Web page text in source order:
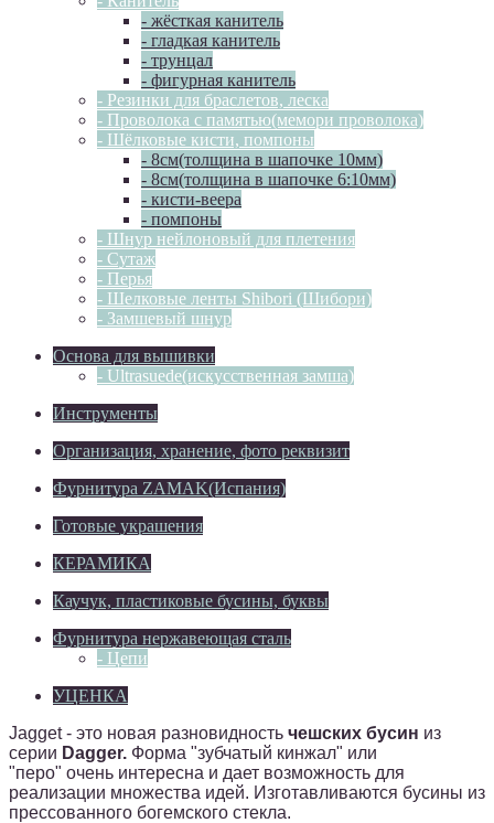
- жёсткая канитель
- гладкая канитель
- трунцал
- фигурная канитель
- Резинки для браслетов, леска
- Проволока с памятью(мемори проволока)
- Шёлковые кисти, помпоны
- 8см(толщина в шапочке 10мм)
- 8см(толщина в шапочке 6:10мм)
- кисти-веера
- помпоны
- Шнур нейлоновый для плетения
- Сутаж
- Перья
- Шелковые ленты Shibori (Шибори)
- Замшевый шнур
Основа для вышивки
- Ultrasuede(искусственная замша)
Инструменты
Организация, хранение, фото реквизит
Фурнитура ZAMAK(Испания)
Готовые украшения
КЕРАМИКА
Каучук, пластиковые бусины, буквы
Фурнитура нержавеющая сталь
- Цепи
УЦЕНКА
Jagget - это новая разновидность чешских бусин из
серии Dagger. Форма "зубчатый кинжал" или
"перо" очень интересна и дает возможность для
реализации множества идей. Изготавливаются бусины из
прессованного богемского стекла.